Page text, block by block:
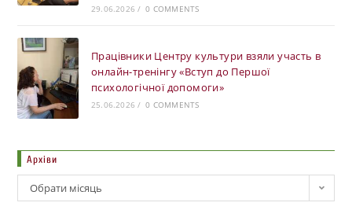
29.06.2026 / 0 COMMENTS
Працівники Центру культури взяли участь в
онлайн-тренінгу «Вступ до Першої
психологічної допомоги»
25.06.2026 / 0 COMMENTS
Архіви
Обрати місяць